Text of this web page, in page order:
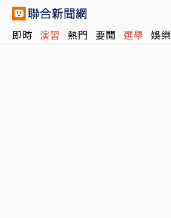
即時 演習 熱門 要聞 選舉 娛樂